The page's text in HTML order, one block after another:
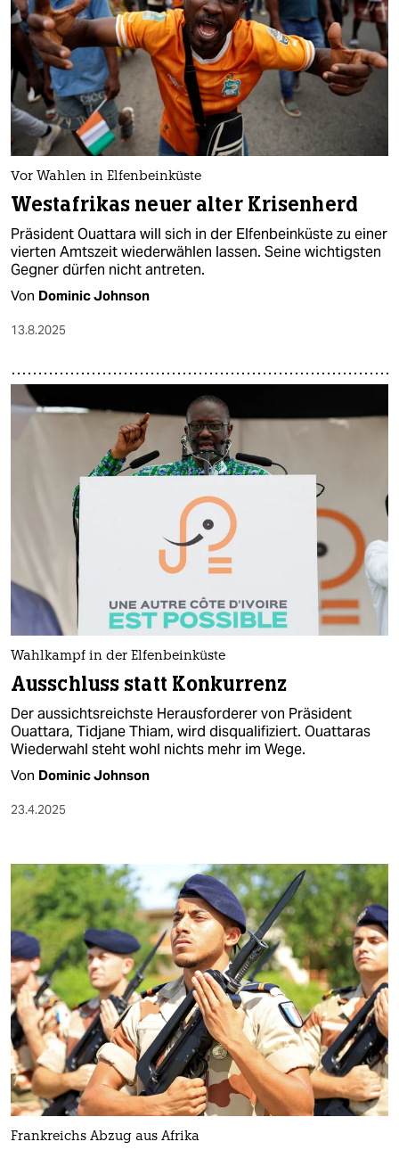
Vor Wahlen in Elfenbeinküste
Westafrikas neuer alter Krisenherd
Präsident Ouattara will sich in der Elfenbeinküste zu einer
vierten Amtszeit wiederwählen lassen. Seine wichtigsten
Gegner dürfen nicht antreten.
Von Dominic Johnson
13.8.2025
Wahlkampf in der Elfenbeinküste
Ausschluss statt Konkurrenz
Der aussichtsreichste Herausforderer von Präsident
Ouattara, Tidjane Thiam, wird disqualifiziert. Ouattaras
Wiederwahl steht wohl nichts mehr im Wege.
Von Dominic Johnson
23.4.2025
Frankreichs Abzug aus Afrika